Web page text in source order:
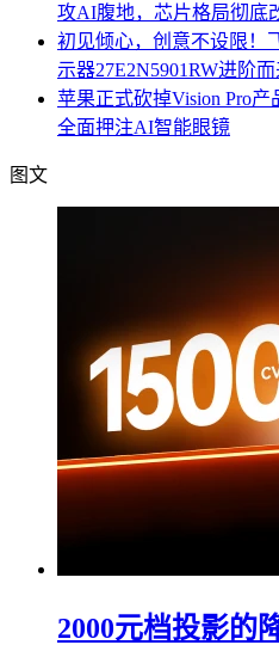
攻AI腹地，芯片格局彻底
初见倾心，创意不设限！
示器27E2N5901RW进阶
苹果正式砍掉Vision Pro产
全面押注AI智能眼镜
图文
2000元档投影的